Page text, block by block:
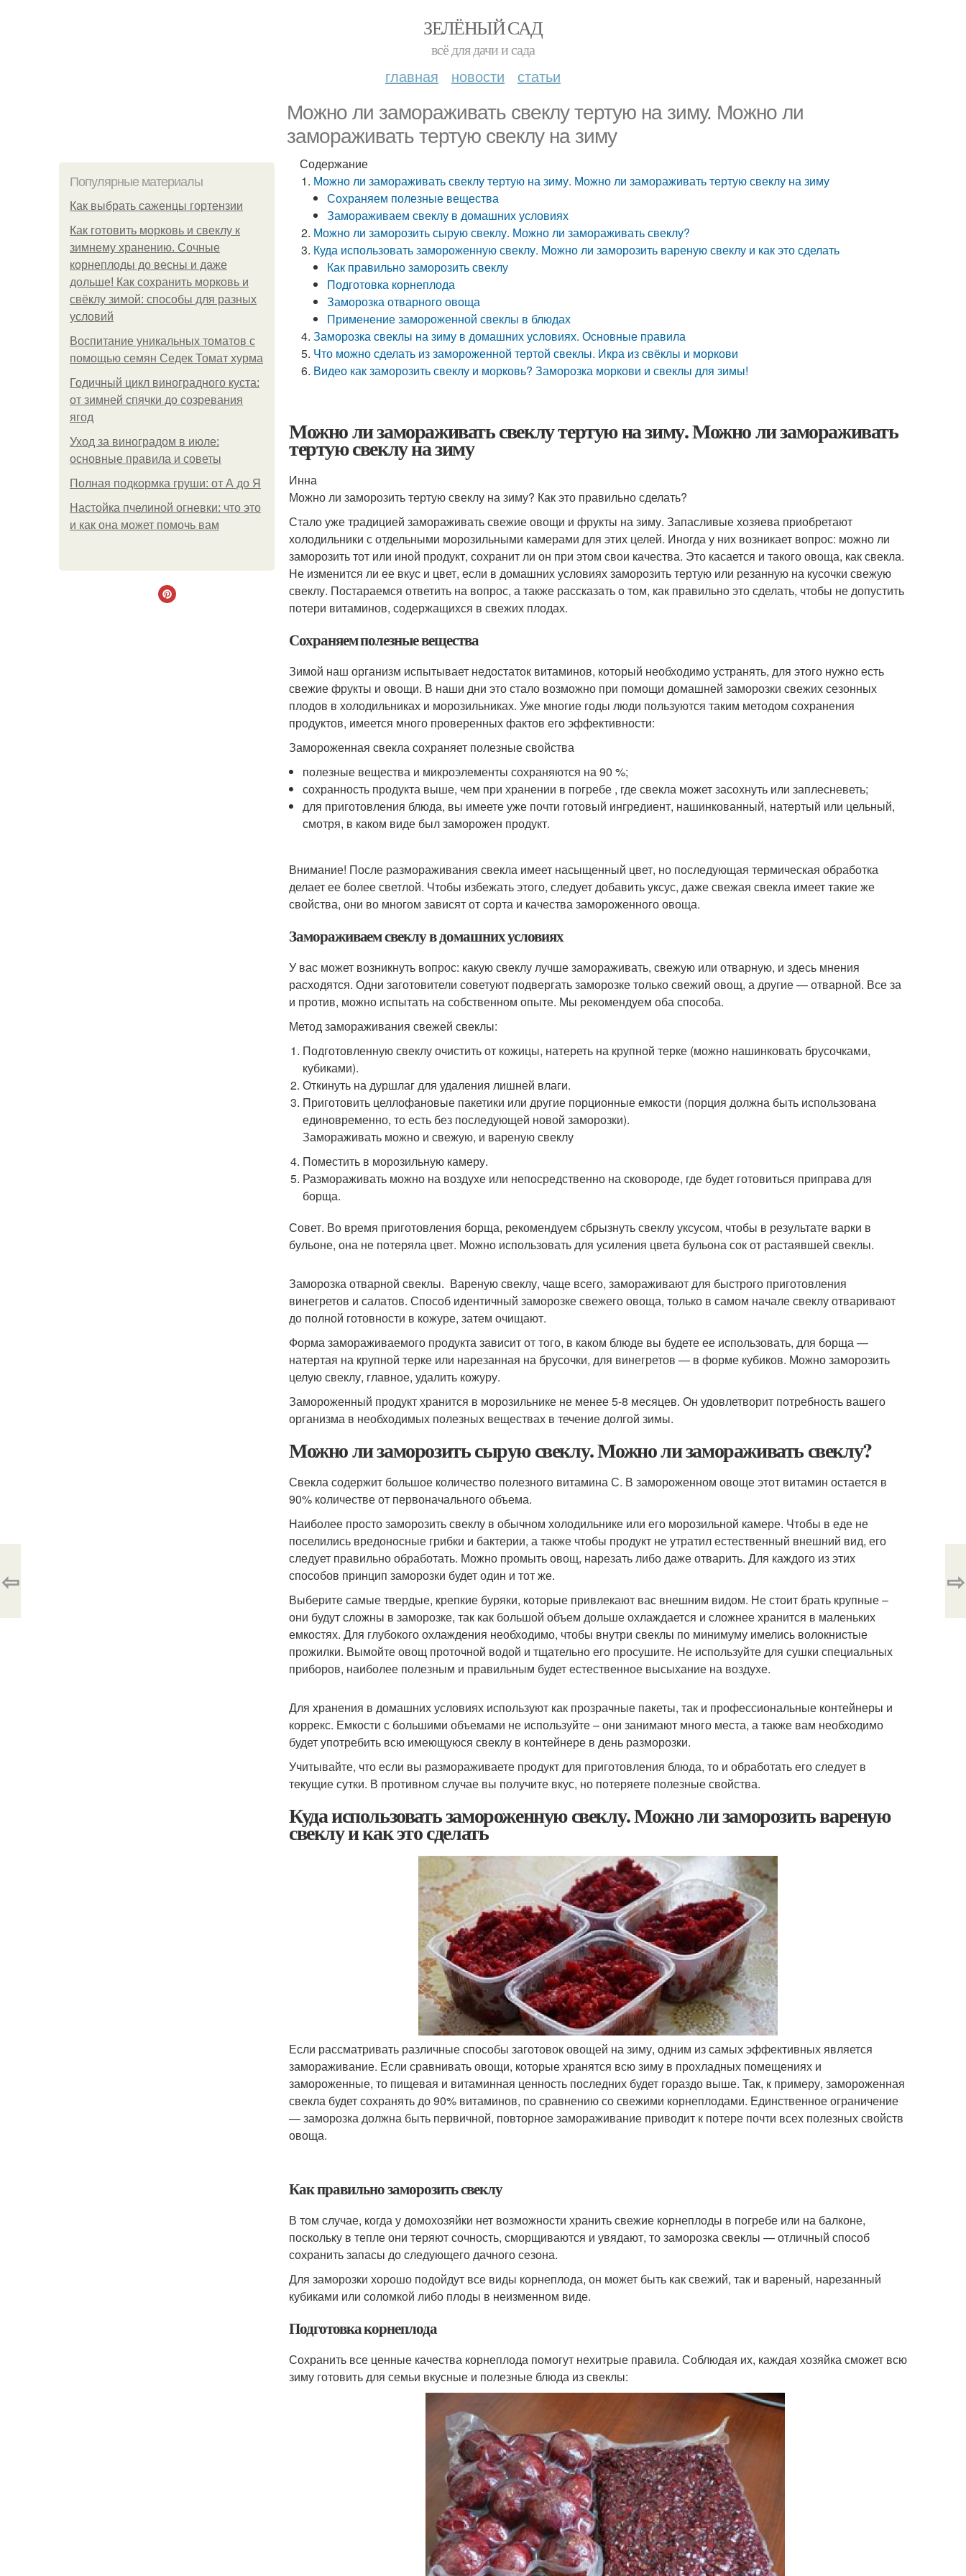
ЗЕЛЁНЫЙ САД
всё для дачи и сада
главная новости статьи
Можно ли замораживать свеклу тертую на зиму. Можно ли
замораживать тертую свеклу на зиму
Популярные материалы
Как выбрать саженцы гортензии
Как готовить морковь и свеклу к
зимнему хранению. Сочные
корнеплоды до весны и даже
дольше! Как сохранить морковь и
свёклу зимой: способы для разных
условий
Воспитание уникальных томатов с
помощью семян Седек Томат хурма
Годичный цикл виноградного куста:
от зимней спячки до созревания
ягод
Уход за виноградом в июле:
основные правила и советы
Полная подкормка груши: от А до Я
Настойка пчелиной огневки: что это
и как она может помочь вам
Содержание
Можно ли замораживать свеклу тертую на зиму. Можно ли замораживать тертую свеклу на зиму
Сохраняем полезные вещества
Замораживаем свеклу в домашних условиях
Можно ли заморозить сырую свеклу. Можно ли замораживать свеклу?
Куда использовать замороженную свеклу. Можно ли заморозить вареную свеклу и как это сделать
Как правильно заморозить свеклу
Подготовка корнеплода
Заморозка отварного овоща
Применение замороженной свеклы в блюдах
Заморозка свеклы на зиму в домашних условиях. Основные правила
Что можно сделать из замороженной тертой свеклы. Икра из свёклы и моркови
Видео как заморозить свеклу и морковь? Заморозка моркови и свеклы для зимы!
Можно ли замораживать свеклу тертую на зиму. Можно ли замораживать
тертую свеклу на зиму
Инна
Можно ли заморозить тертую свеклу на зиму? Как это правильно сделать?
Стало уже традицией замораживать свежие овощи и фрукты на зиму. Запасливые хозяева приобретают
холодильники с отдельными морозильными камерами для этих целей. Иногда у них возникает вопрос: можно ли
заморозить тот или иной продукт, сохранит ли он при этом свои качества. Это касается и такого овоща, как свекла.
Не изменится ли ее вкус и цвет, если в домашних условиях заморозить тертую или резанную на кусочки свежую
свеклу. Постараемся ответить на вопрос, а также рассказать о том, как правильно это сделать, чтобы не допустить
потери витаминов, содержащихся в свежих плодах.
Сохраняем полезные вещества
Зимой наш организм испытывает недостаток витаминов, который необходимо устранять, для этого нужно есть
свежие фрукты и овощи. В наши дни это стало возможно при помощи домашней заморозки свежих сезонных
плодов в холодильниках и морозильниках. Уже многие годы люди пользуются таким методом сохранения
продуктов, имеется много проверенных фактов его эффективности:
Замороженная свекла сохраняет полезные свойства
полезные вещества и микроэлементы сохраняются на 90 %;
сохранность продукта выше, чем при хранении в погребе , где свекла может засохнуть или заплесневеть;
для приготовления блюда, вы имеете уже почти готовый ингредиент, нашинкованный, натертый или цельный,
смотря, в каком виде был заморожен продукт.
Внимание! После размораживания свекла имеет насыщенный цвет, но последующая термическая обработка
делает ее более светлой. Чтобы избежать этого, следует добавить уксус, даже свежая свекла имеет такие же
свойства, они во многом зависят от сорта и качества замороженного овоща.
Замораживаем свеклу в домашних условиях
У вас может возникнуть вопрос: какую свеклу лучше замораживать, свежую или отварную, и здесь мнения
расходятся. Одни заготовители советуют подвергать заморозке только свежий овощ, а другие — отварной. Все за
и против, можно испытать на собственном опыте. Мы рекомендуем оба способа.
Метод замораживания свежей свеклы:
Подготовленную свеклу очистить от кожицы, натереть на крупной терке (можно нашинковать брусочками,
кубиками).
Откинуть на дуршлаг для удаления лишней влаги.
Приготовить целлофановые пакетики или другие порционные емкости (порция должна быть использована
единовременно, то есть без последующей новой заморозки).
Замораживать можно и свежую, и вареную свеклу
Поместить в морозильную камеру.
Размораживать можно на воздухе или непосредственно на сковороде, где будет готовиться приправа для
борща.
Совет. Во время приготовления борща, рекомендуем сбрызнуть свеклу уксусом, чтобы в результате варки в
бульоне, она не потеряла цвет. Можно использовать для усиления цвета бульона сок от растаявшей свеклы.
Заморозка отварной свеклы. Вареную свеклу, чаще всего, замораживают для быстрого приготовления
винегретов и салатов. Способ идентичный заморозке свежего овоща, только в самом начале свеклу отваривают
до полной готовности в кожуре, затем очищают.
Форма замораживаемого продукта зависит от того, в каком блюде вы будете ее использовать, для борща —
натертая на крупной терке или нарезанная на брусочки, для винегретов — в форме кубиков. Можно заморозить
целую свеклу, главное, удалить кожуру.
Замороженный продукт хранится в морозильнике не менее 5-8 месяцев. Он удовлетворит потребность вашего
организма в необходимых полезных веществах в течение долгой зимы.
Можно ли заморозить сырую свеклу. Можно ли замораживать свеклу?
Свекла содержит большое количество полезного витамина С. В замороженном овоще этот витамин остается в
90% количестве от первоначального объема.
Наиболее просто заморозить свеклу в обычном холодильнике или его морозильной камере. Чтобы в еде не
поселились вредоносные грибки и бактерии, а также чтобы продукт не утратил естественный внешний вид, его
следует правильно обработать. Можно промыть овощ, нарезать либо даже отварить. Для каждого из этих
способов принцип заморозки будет один и тот же.
Выберите самые твердые, крепкие буряки, которые привлекают вас внешним видом. Не стоит брать крупные –
они будут сложны в заморозке, так как большой объем дольше охлаждается и сложнее хранится в маленьких
емкостях. Для глубокого охлаждения необходимо, чтобы внутри свеклы по минимуму имелись волокнистые
прожилки. Вымойте овощ проточной водой и тщательно его просушите. Не используйте для сушки специальных
приборов, наиболее полезным и правильным будет естественное высыхание на воздухе.
Для хранения в домашних условиях используют как прозрачные пакеты, так и профессиональные контейнеры и
коррекс. Емкости с большими объемами не используйте – они занимают много места, а также вам необходимо
будет употребить всю имеющуюся свеклу в контейнере в день разморозки.
Учитывайте, что если вы размораживаете продукт для приготовления блюда, то и обработать его следует в
текущие сутки. В противном случае вы получите вкус, но потеряете полезные свойства.
Куда использовать замороженную свеклу. Можно ли заморозить вареную
свеклу и как это сделать
Если рассматривать различные способы заготовок овощей на зиму, одним из самых эффективных является
замораживание. Если сравнивать овощи, которые хранятся всю зиму в прохладных помещениях и
замороженные, то пищевая и витаминная ценность последних будет гораздо выше. Так, к примеру, замороженная
свекла будет сохранять до 90% витаминов, по сравнению со свежими корнеплодами. Единственное ограничение
— заморозка должна быть первичной, повторное замораживание приводит к потере почти всех полезных свойств
овоща.
Как правильно заморозить свеклу
В том случае, когда у домохозяйки нет возможности хранить свежие корнеплоды в погребе или на балконе,
поскольку в тепле они теряют сочность, сморщиваются и увядают, то заморозка свеклы — отличный способ
сохранить запасы до следующего дачного сезона.
Для заморозки хорошо подойдут все виды корнеплода, он может быть как свежий, так и вареный, нарезанный
кубиками или соломкой либо плоды в неизменном виде.
Подготовка корнеплода
Сохранить все ценные качества корнеплода помогут нехитрые правила. Соблюдая их, каждая хозяйка сможет всю
зиму готовить для семьи вкусные и полезные блюда из свеклы:
⇦ ⇨